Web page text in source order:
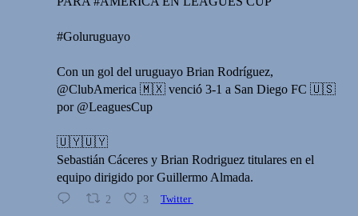
#Goluruguayo
Con un gol del uruguayo Brian Rodríguez,
@ClubAmerica 🇲🇽 venció 3-1 a San Diego FC 🇺🇸
por @LeaguesCup
🇺🇾🇺🇾
Sebastián Cáceres y Brian Rodriguez titulares en el
equipo dirigido por Guillermo Almada.
2 3 Twitter